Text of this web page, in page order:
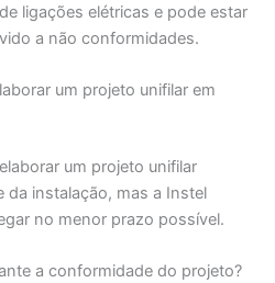
ligações elétricas e pode estar
a não conformidades.
um projeto unifilar em
um projeto unifilar
da instalação, mas a Instel
no menor prazo possível.
a conformidade do projeto?